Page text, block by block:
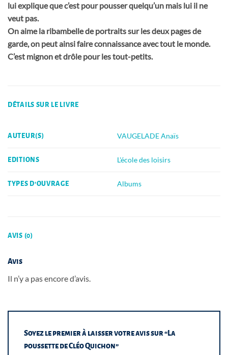
lui explique que c’est pour pousser quelqu’un mais lui il ne
veut pas.
On aime la ribambelle de portraits sur les deux pages de
garde, on peut ainsi faire connaissance avec tout le monde.
C’est mignon et drôle pour les tout-petits.
DÉTAILS SUR LE LIVRE
AUTEUR(S) VAUGELADE Anaïs
EDITIONS L'école des loisirs
TYPES D'OUVRAGE Albums
AVIS (0)
Avis
Il n’y a pas encore d’avis.
Soyez le premier à laisser votre avis sur “La
poussette de Cléo Quichon”